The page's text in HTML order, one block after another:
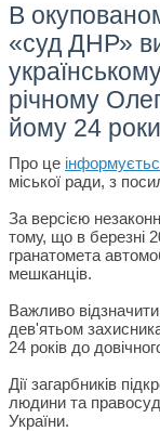
В
«суд ДНР»
річному
йому 24
Про це
міської ради, з
За версією
тому, що в березні
гранатомета
мешканців.
Важливо
дев'ятьом
24 років до
Дії загарбників
людини та
України.